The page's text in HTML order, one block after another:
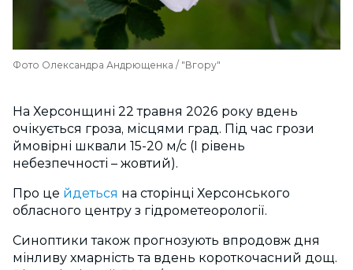
Фото Олександра Андрющенка / "Вгору"
На Херсонщині 22 травня 2026 року вдень
очікується гроза, місцями град. Під час грози
ймовірні шквали 15-20 м/с (I рівень
небезпечності – жовтий).
Про це йдеться на сторінці Херсонського
обласного центру з гідрометеорології.
Синоптики також прогнозують впродовж дня
мінливу хмарність та вдень короткочасний дощ.